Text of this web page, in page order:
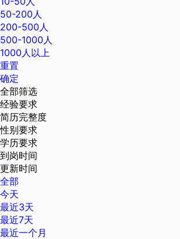
50-200人
200-500人
500-1000人
1000人以上
重置
确定
全部筛选
经验要求
简历完整度
性别要求
学历要求
到岗时间
更新时间
全部
今天
最近3天
最近7天
最近一个月